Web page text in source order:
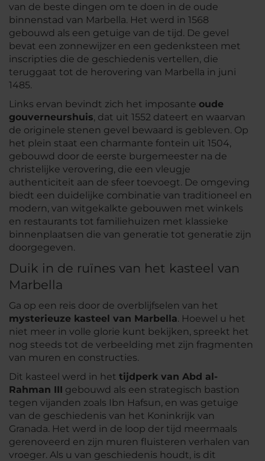
van de beste dingen om te doen in de oude
binnenstad van Marbella. Het werd in 1568
gebouwd als een getuige van de tijd. De gevel
bevat een zonnewijzer en een gedenksteen met
inscripties die de geschiedenis vertellen, die
teruggaat tot de herovering van Marbella in juni
1485.
Links ervan bevindt zich het imposante oude
gouverneurshuis, dat uit 1552 dateert en waarvan
de originele stenen gevel bewaard is gebleven. Op
het plein staat een charmante fontein uit 1504,
gebouwd door de eerste burgemeester na de
christelijke verovering, die een vleugje
authenticiteit aan de sfeer toevoegt. De omgeving
biedt een duidelijke combinatie van traditioneel en
modern, van witgekalkte gebouwen met winkels
en restaurants tot familiehuizen met klassieke
binnenplaatsen die van generatie tot generatie zijn
doorgegeven.
Duik in de ruïnes van het kasteel van
Marbella
Ga op een reis door de overblijfselen van het
mysterieuze kasteel van Marbella. Hoewel u het
niet meer in volle glorie kunt bekijken, spreekt het
nog steeds tot de verbeelding met zijn fragmenten
van muren en constructies.
Dit kasteel werd in het tijdperk van Abd al-
Rahman III gebouwd als een strategisch bastion
tegen vijanden zoals Ibn Hafsun, en was getuige
van de geschiedenis van het Koninkrijk van
Granada. Het werd in de loop der tijd meermaals
gerenoveerd en zijn muren fluisteren verhalen van
vroeger. Als u van geschiedenis houdt, is dit